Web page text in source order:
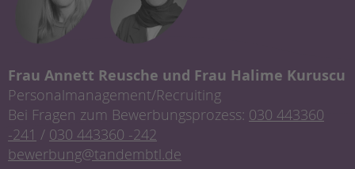
Frau Annett Reusche und Frau Halime Kuruscu
Personalmanagement/Recruiting
Bei Fragen zum Bewerbungsprozess: 030 443360
-241 / 030 443360 -242
bewerbung@tandembtl.de